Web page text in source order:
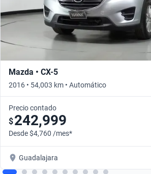
Mazda • CX-5
2016 • 54,003 km • Automático
Precio contado
$242,999
Desde $4,760 /mes*
Guadalajara